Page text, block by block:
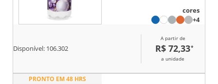
cores
+4
Disponível: 106.302
A partir de
R$ 72,33*
a unidade
PRONTO EM 48 HRS